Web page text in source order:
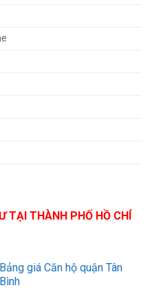
TẠI THÀNH PHỐ HỒ CHÍ
Bảng giá Căn hộ quận Tân
Bình